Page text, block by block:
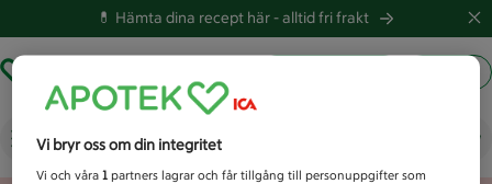
💊 Hämta dina recept här -alltid fri frakt
Vad letar du efter idag?
Vi bryr oss om din integritet
Vi och våra1 partners lagrar och får tillgång till personuppgifter som